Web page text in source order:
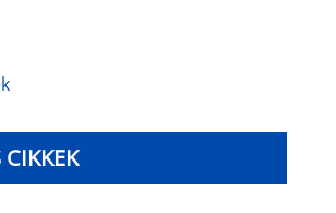
CIKKEK